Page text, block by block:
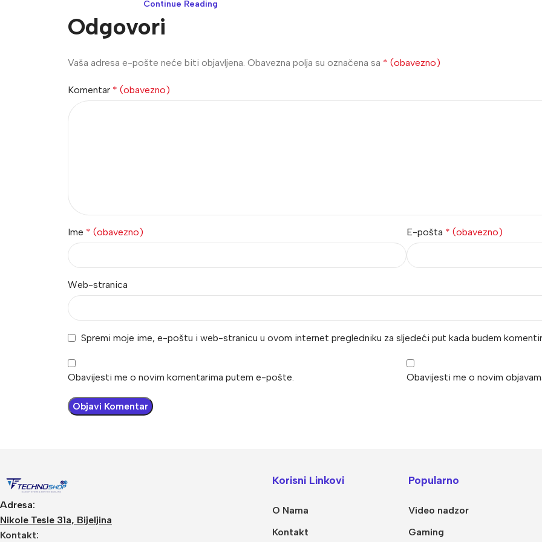
Continue Reading
Odgovori
Vaša adresa e-pošte neće biti objavljena. Obavezna polja su označena sa * (obavezno)
Komentar * (obavezno)
Ime * (obavezno) E-pošta * (obavezno)
Web-stranica
Spremi moje ime, e-poštu i web-stranicu u ovom internet pregledniku za sljedeći put kada budem
Obavijesti me o novim komentarima putem e-pošte. Obavijesti me o novim
Adresa:
Nikole Tesle 31a, Bijeljina
Kontakt:
Korisni Linkovi
O Nama
Kontakt
Popularno
Video nadzor
Gaming